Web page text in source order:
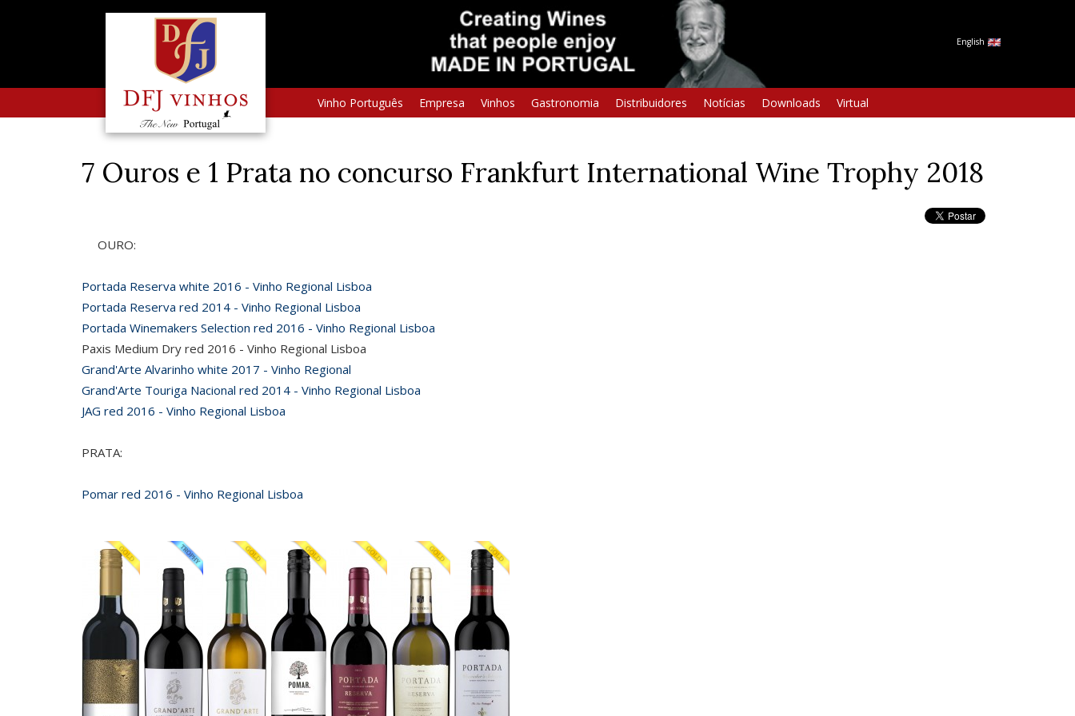
English
Vinho Português Empresa Vinhos Gastronomia Distribuidores Notícias Downloads Virtual
7 Ouros e 1 Prata no concurso Frankfurt International Wine Trophy 2018
OURO:
Portada Reserva white 2016 - Vinho Regional Lisboa
Portada Reserva red 2014 - Vinho Regional Lisboa
Portada Winemakers Selection red 2016 - Vinho Regional Lisboa
Paxis Medium Dry red 2016 - Vinho Regional Lisboa
Grand'Arte Alvarinho white 2017 - Vinho Regional
Grand'Arte Touriga Nacional red 2014 - Vinho Regional Lisboa
JAG red 2016 - Vinho Regional Lisboa
PRATA:
Pomar red 2016 - Vinho Regional Lisboa